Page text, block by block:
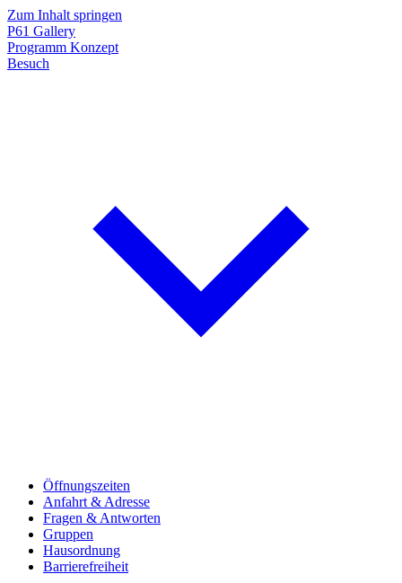
Zum Inhalt springen
P61 Gallery
Programm Konzept
Besuch
Öffnungszeiten
Anfahrt & Adresse
Fragen & Antworten
Gruppen
Hausordnung
Barrierefreiheit